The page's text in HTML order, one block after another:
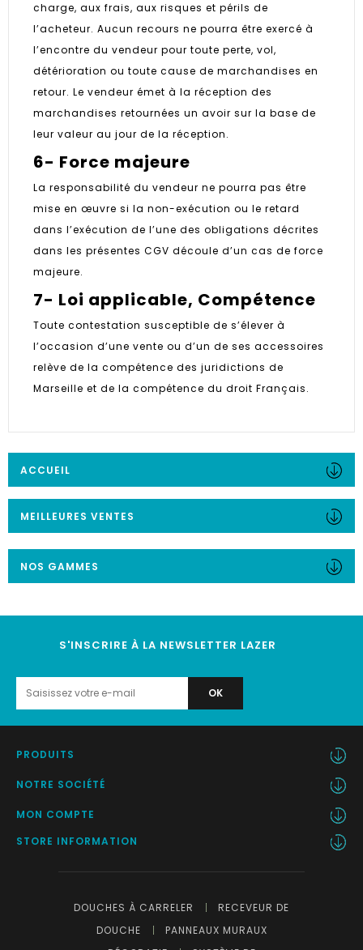
charge, aux frais, aux risques et périls de
l’acheteur. Aucun recours ne pourra être exercé à
l’encontre du vendeur pour toute perte, vol,
détérioration ou toute cause de marchandises en
retour. Le vendeur émet à la réception des
marchandises retournées un avoir sur la base de
leur valeur au jour de la réception.
6- Force majeure
La responsabilité du vendeur ne pourra pas être
mise en œuvre si la non-exécution ou le retard
dans l’exécution de l’une des obligations décrites
dans les présentes CGV découle d’un cas de force
majeure.
7- Loi applicable, Compétence
Toute contestation susceptible de s’élever à
l’occasion d’une vente ou d’un de ses accessoires
relève de la compétence des juridictions de
Marseille et de la compétence du droit Français.
ACCUEIL
MEILLEURES VENTES
NOS GAMMES
S'INSCRIRE À LA NEWSLETTER LAZER
PRODUITS
NOTRE SOCIÉTÉ
MON COMPTE
STORE INFORMATION
DOUCHES À CARRELER
RECEVEUR DE
DOUCHE
PANNEAUX MURAUX